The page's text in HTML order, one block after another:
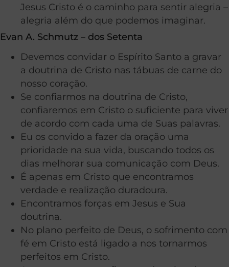
Jesus Cristo é o caminho para sentir alegria –
alegria além do que podemos imaginar.
Evan A. Schmutz – dos Setenta
Devemos convidar o Espírito Santo a gravar
a doutrina de Cristo nas tábuas de carne do
nosso coração.
Se confiarmos na doutrina de Cristo,
confiaremos em Cristo o suficiente para viver
de acordo com cada uma de Suas palavras.
Eu os convido a fazer da oração uma
prioridade na sua vida, buscando todos os
dias melhorar sua comunicação com Deus.
É apenas em Cristo que encontramos
verdade e realização duradoura.
Encontramos forças em Jesus e Sua
doutrina.
No plano perfeito de Deus, o sofrimento com
fé em Cristo está ligado a nos tornarmos
perfeitos em Cristo.